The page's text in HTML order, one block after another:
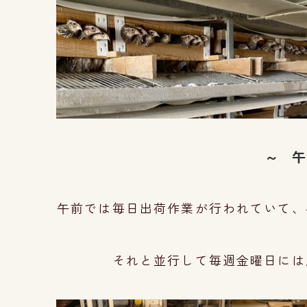
～
午前では毎日出荷作業が行われていて、
それと並行して毎週金曜日に